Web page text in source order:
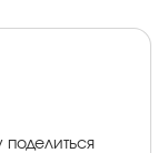
поделиться